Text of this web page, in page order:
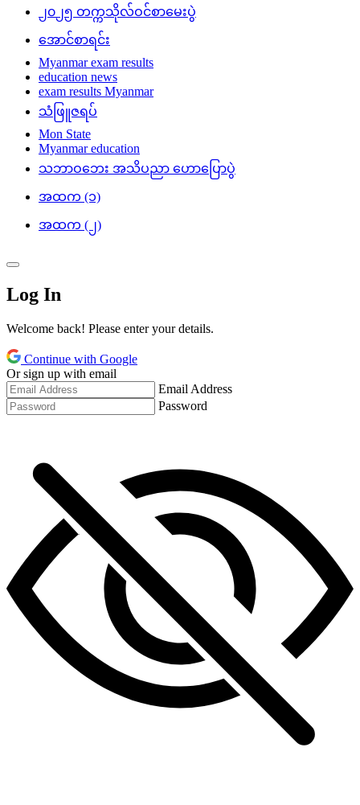
၂၀၂၅ တက္ကသိုလ်ဝင်စာမေးပွဲ
အောင်စာရင်း
Myanmar exam results
education news
exam results Myanmar
သံဖြူဇရပ်
Mon State
Myanmar education
သဘာဝဘေး အသိပညာ ဟောပြောပွဲ
အထက (၁)
အထက (၂)
Log In
Welcome back! Please enter your details.
Continue with Google
Or sign up with email
Email Address
Password